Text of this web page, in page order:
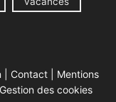
Contact| Mentions
Gestion des cookies